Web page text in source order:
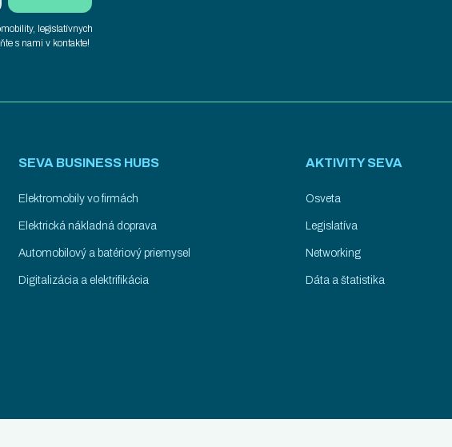
legislatívnych
s nami v kontakte!
SEVA BUSINESS HUBS
Elektromobily vo firmách
Elektrická nákladná doprava
Automobilový a batériový priemysel
Digitalizácia a elektrifikácia
AKTIVITY SEVA
Osveta
Legislatíva
Networking
Dáta a štatistika